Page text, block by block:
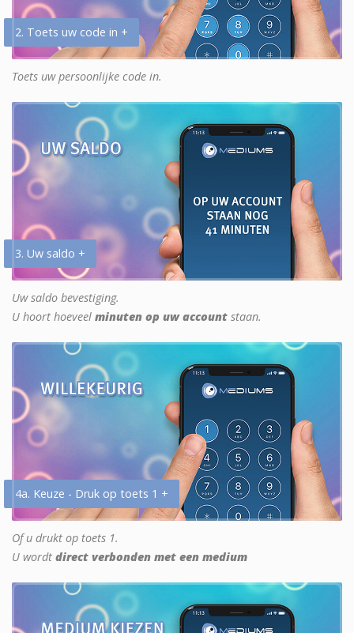
2. Toets uw code in +
Toets uw persoonlijke code in.
3. Uw saldo +
Uw saldo bevestiging.
U hoort hoeveel minuten op uw account staan.
4a. Keuze - Druk op toets 1 +
Of u drukt op toets 1.
U wordt direct verbonden met een medium